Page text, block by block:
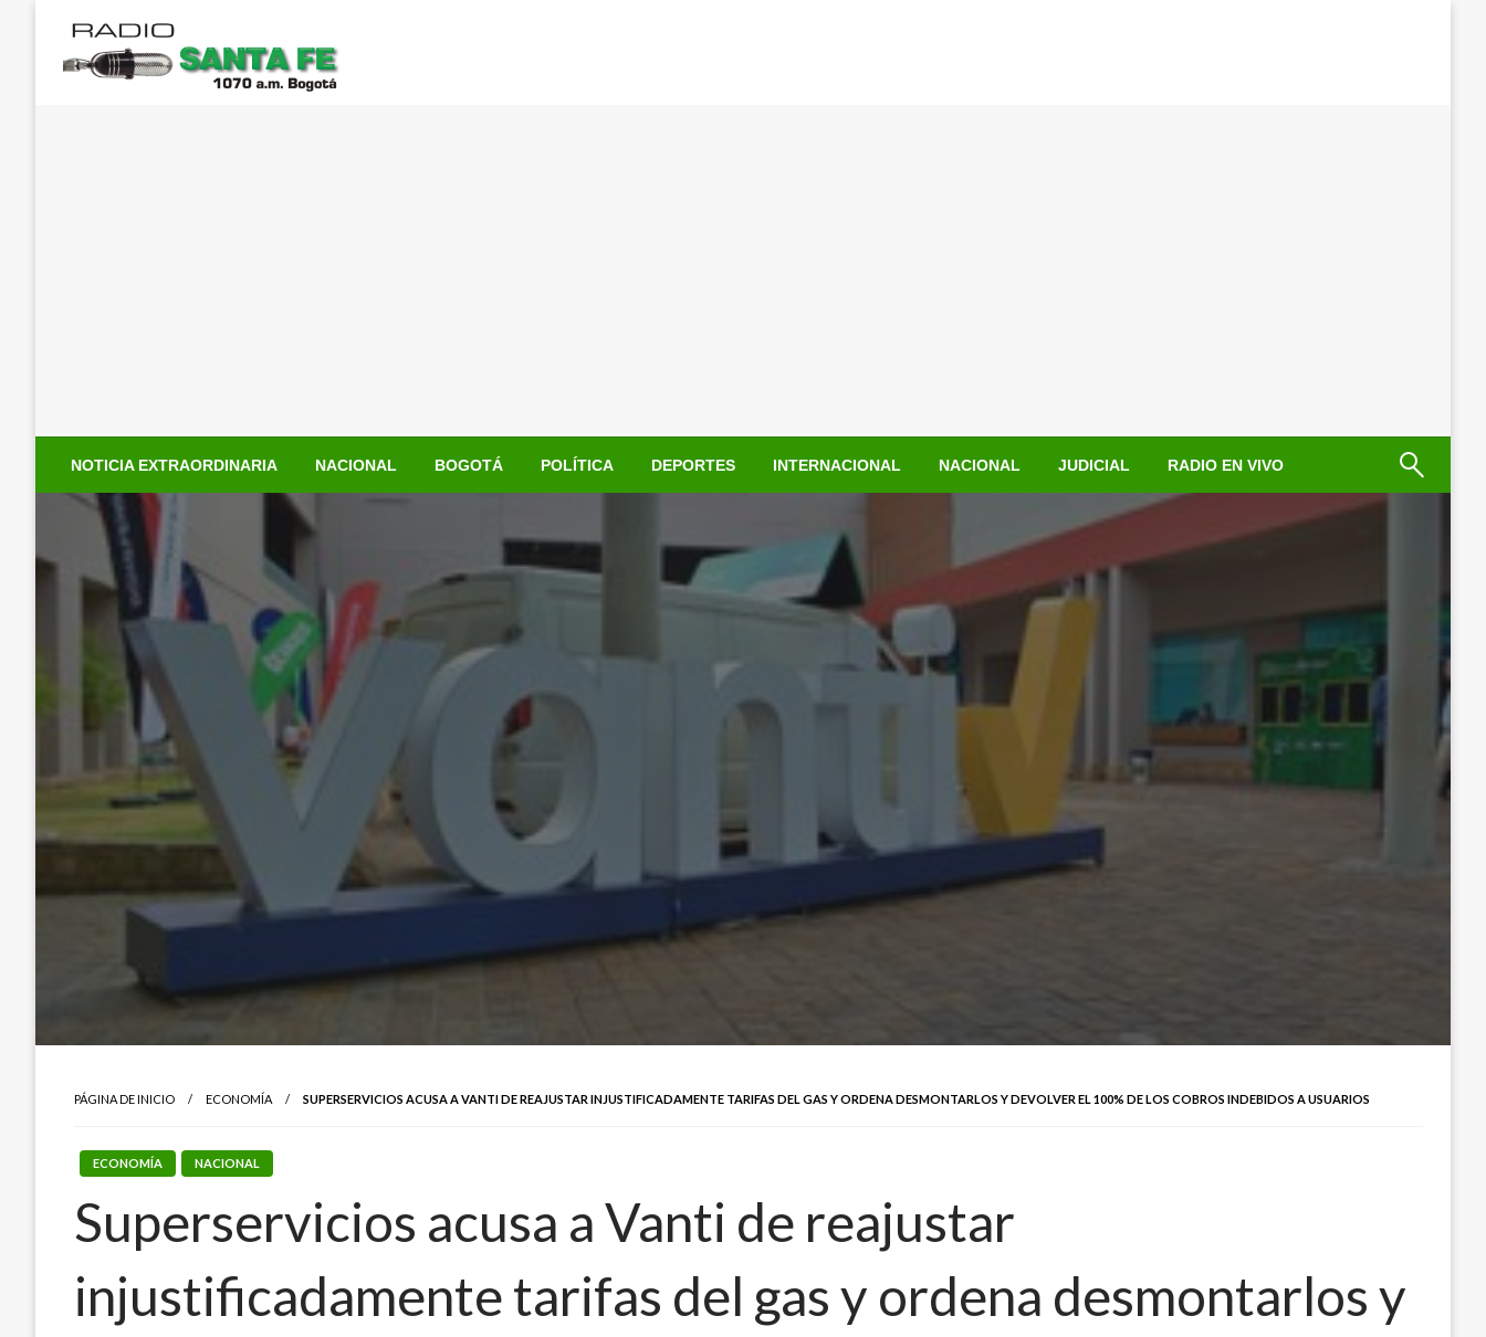
contenido
NOTICIA EXTRAORDINARIA NACIONAL BOGOTÁ POLÍTICA DEPORTES INTERNACIONAL NACIONAL JUDICIAL RADIO EN VIVO
PÁGINA DE INICIO ECONOMÍA SUPERSERVICIOS ACUSA A VANTI DE REAJUSTAR INJUSTIFICADAMENTE TARIFAS DEL GAS Y ORDENA DESMONTARLOS Y DEVOLVER EL 100% DE LOS COBROS INDEBIDOS A USUARIOS
ECONOMÍA NACIONAL
Superservicios acusa a Vanti de reajustar
injustificadamente tarifas del gas y ordena desmontarlos y